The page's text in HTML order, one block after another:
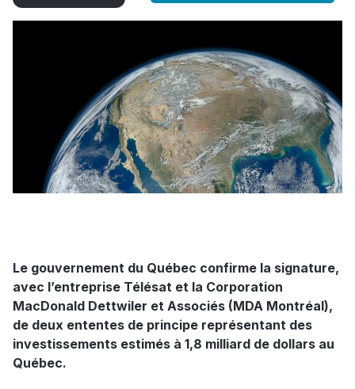
Le gouvernement du Québec confirme la signature,
avec l’entreprise Télésat et la Corporation
MacDonald Dettwiler et Associés (MDA Montréal),
de deux ententes de principe représentant des
investissements estimés à 1,8 milliard de dollars au
Québec.